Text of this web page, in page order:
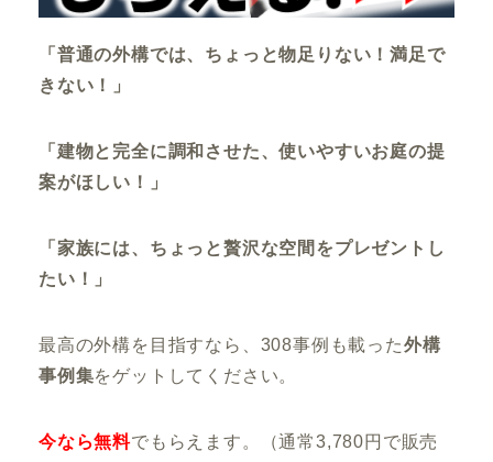
「普通の外構では、ちょっと物足りない！満足で
きない！」
「建物と完全に調和させた、使いやすいお庭の提
案がほしい！」
「家族には、ちょっと贅沢な空間をプレゼントし
たい！」
最高の外構を目指すなら、308事例も載った外構
事例集をゲットしてください。
今なら無料でもらえます。（通常3,780円で販売